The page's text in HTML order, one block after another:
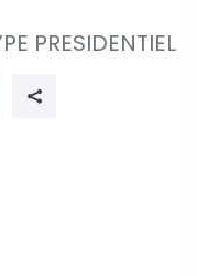
PRESIDENTIEL